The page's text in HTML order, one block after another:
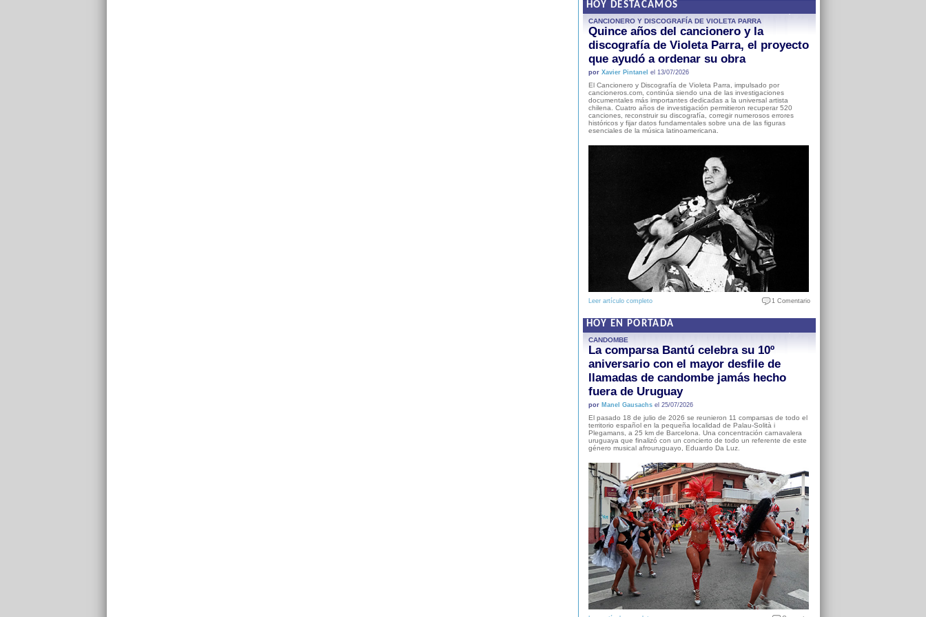
HOY DESTACAMOS
CANCIONERO Y DISCOGRAFÍA DE VIOLETA PARRA
Quince años del cancionero y la
discografía de Violeta Parra, el proyecto
que ayudó a ordenar su obra
por Xavier Pintanel el 13/07/2026
El Cancionero y Discografía de Violeta Parra, impulsado por
cancioneros.com, continúa siendo una de las investigaciones
documentales más importantes dedicadas a la universal artista
chilena. Cuatro años de investigación permitieron recuperar 520
canciones, reconstruir su discografía, corregir numerosos errores
históricos y fijar datos fundamentales sobre una de las figuras
esenciales de la música latinoamericana.
Leer artículo completo 1 Comentario
HOY EN PORTADA
CANDOMBE
La comparsa Bantú celebra su 10º
aniversario con el mayor desfile de
llamadas de candombe jamás hecho
fuera de Uruguay
por Manel Gausachsel 25/07/2026
El pasado 18 de julio de 2026 se reunieron 11 comparsas de todo el
territorio español en la pequeña localidad de Palau-Solità i
Plegamans, a 25 km de Barcelona. Una concentración carnavalera
uruguaya que finalizó con un concierto de todo un referente de este
género musical afrouruguayo, Eduardo Da Luz.